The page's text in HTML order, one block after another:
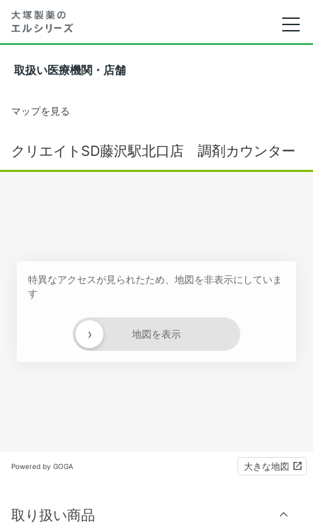
取扱い医療機関・店舗
マップを見る
クリエイトSD藤沢駅北口店 調剤カウンター
特異なアクセスが見られたため、地図を非表示にしていま
す
地図を表示
›
Powered by GOGA 大きな地図
取り扱い商品